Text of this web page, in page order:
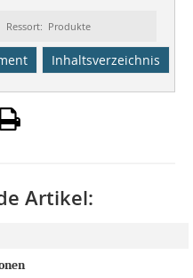
Ressort: Produkte
Inhaltsverzeichnis
Artikel: